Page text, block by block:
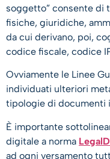
soggetto” consente di
fisiche, giuridiche,
da cui derivano, poi,
codice fiscale, codice
Ovviamente le Linee
individuati ulteriori
tipologie di documenti
È importante
digitale a norma
ad ogni versamento